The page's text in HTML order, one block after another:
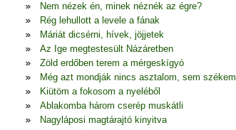
Nem nézek én, minek néznék az égre?
Rég lehullott a levele a fának
Máriát dicsérni, hívek, jöjjetek
Az Ige megtestesült Názáretben
Zöld erdőben terem a mérgeskígyó
Még azt mondják nincs asztalom, sem székem
Kiütöm a fokosom a nyeléből
Ablakomba három cserép muskátli
Nagyláposi magtárajtó kinyitva